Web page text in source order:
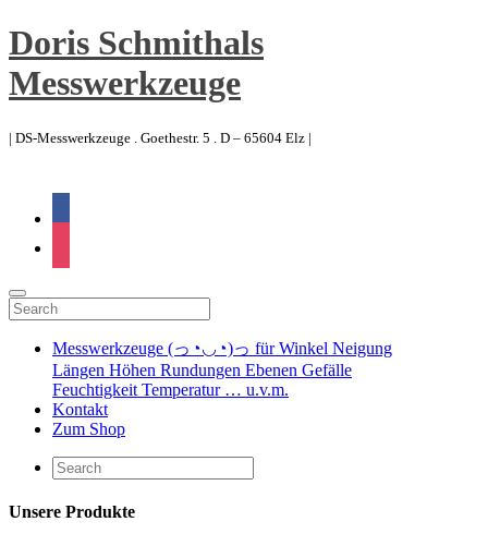
Doris Schmithals
Messwerkzeuge
| DS-Messwerkzeuge . Goethestr. 5 . D – 65604 Elz |
Messwerkzeuge (っ◔◡◔)っ für Winkel Neigung
Längen Höhen Rundungen Ebenen Gefälle
Feuchtigkeit Temperatur … u.v.m.
Kontakt
Zum Shop
Unsere Produkte